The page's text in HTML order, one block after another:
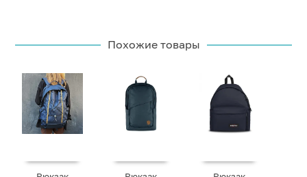
Похожие товары